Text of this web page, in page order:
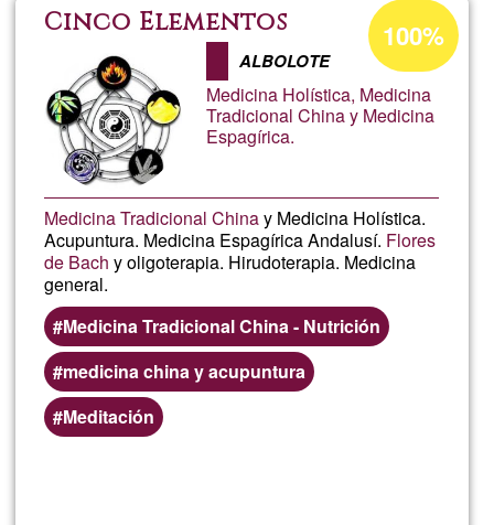
Cinco Elementos
ALBOLOTE
Medicina Holística, Medicina
Tradicional China y Medicina
Espagírica.
Medicina Tradicional Chinay Medicina Holística.
Acupuntura. Medicina Espagírica Andalusí. Flores
de Bach y oligoterapia. Hirudoterapia. Medicina
general.
Medicina Tradicional China - Nutrición
medicina china y acupuntura
Meditación
Porcentaje
de
aceptación
de
100%